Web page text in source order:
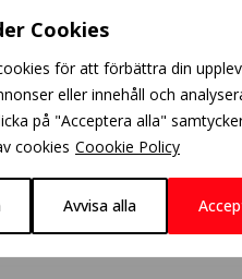
Cookies
för att förbättra din
eller innehåll och
på "Acceptera alla"
cookies Coookie Policy
Avvisa alla
i håret.